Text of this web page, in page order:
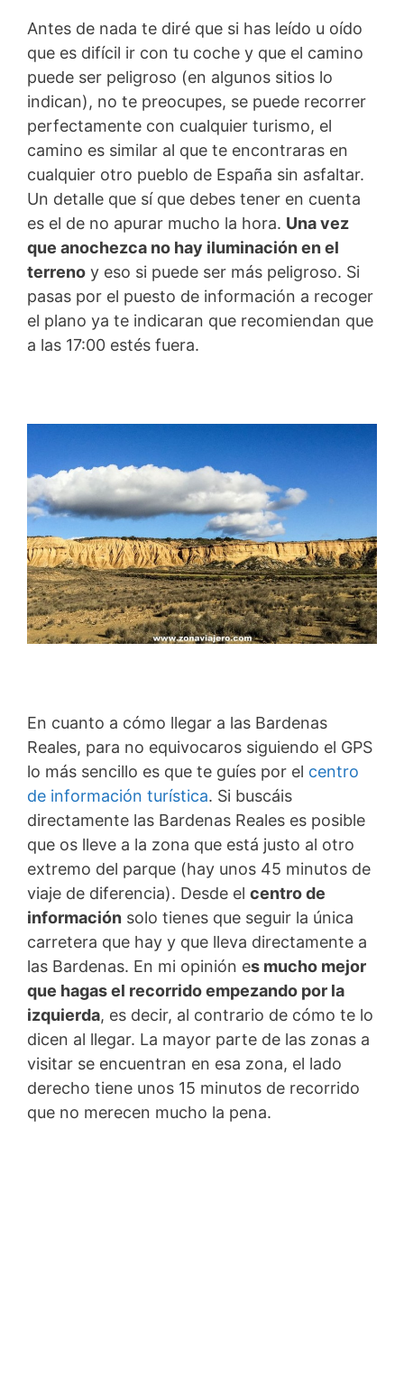
Antes de nada te diré que si has leído u oído
que es difícil ir con tu coche y que el camino
puede ser peligroso (en algunos sitios lo
indican), no te preocupes, se puede recorrer
perfectamente con cualquier turismo, el
camino es similar al que te encontraras en
cualquier otro pueblo de España sin asfaltar.
Un detalle que sí que debes tener en cuenta
es el de no apurar mucho la hora. Una vez
que anochezca no hay iluminación en el
terreno y eso si puede ser más peligroso. Si
pasas por el puesto de información a recoger
el plano ya te indicaran que recomiendan que
a las 17:00 estés fuera.
En cuanto a cómo llegar a las Bardenas
Reales, para no equivocaros siguiendo el GPS
lo más sencillo es que te guíes por el centro
de información turística. Si buscáis
directamente las Bardenas Reales es posible
que os lleve a la zona que está justo al otro
extremo del parque (hay unos 45 minutos de
viaje de diferencia). Desde el centro de
información solo tienes que seguir la única
carretera que hay y que lleva directamente a
las Bardenas. En mi opinión es mucho mejor
que hagas el recorrido empezando por la
izquierda, es decir, al contrario de cómo te lo
dicen al llegar. La mayor parte de las zonas a
visitar se encuentran en esa zona, el lado
derecho tiene unos 15 minutos de recorrido
que no merecen mucho la pena.